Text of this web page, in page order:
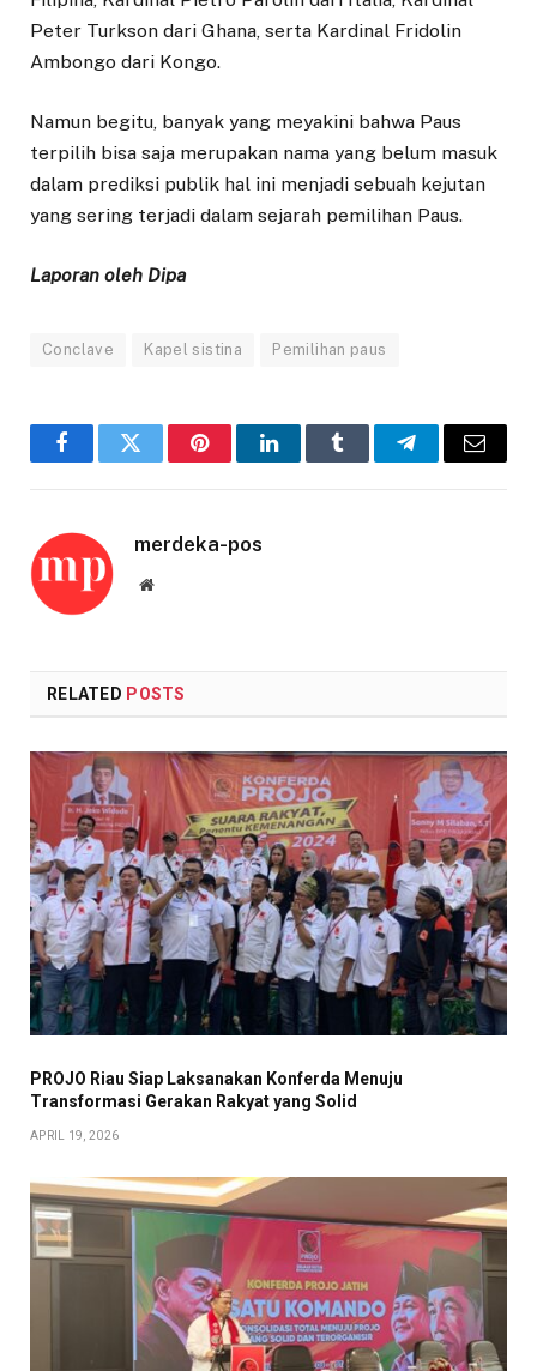
Peter Turkson dari Ghana, serta Kardinal Fridolin
Ambongo dari Kongo.
Namun begitu, banyak yang meyakini bahwa Paus
terpilih bisa saja merupakan nama yang belum masuk
dalam prediksi publik hal ini menjadi sebuah kejutan
yang sering terjadi dalam sejarah pemilihan Paus.
Laporan oleh Dipa
Conclave Kapel sistina Pemilihan paus
FacebookTwitter PinterestLinkedInTumblr TelegramEmail
merdeka-pos
Website
RELATED POSTS
PROJO Riau Siap Laksanakan Konferda Menuju
Transformasi Gerakan Rakyat yang Solid
APRIL 19, 2026